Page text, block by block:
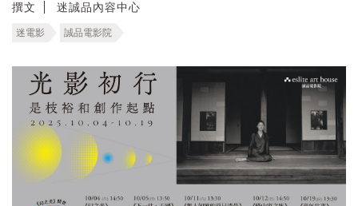
撰文 迷誠品內容中心
迷電影 誠品電影院